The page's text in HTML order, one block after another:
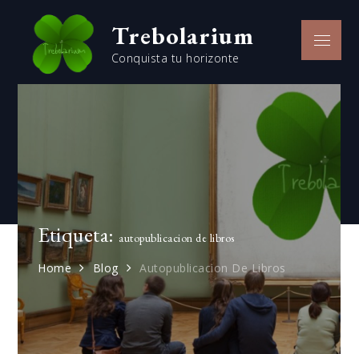
content
Trebolarium
Conquista tu horizonte
Menu
Etiqueta: autopublicacion de libros
Home Blog Autopublicacion De Libros